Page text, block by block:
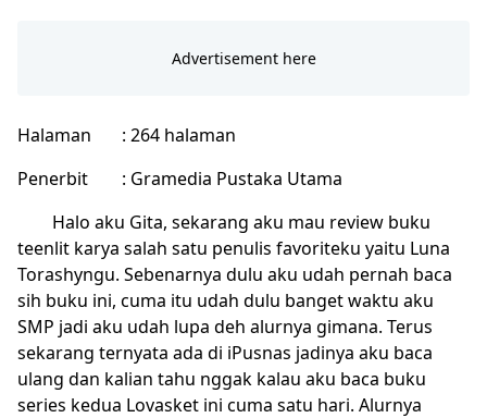
Halaman
: 264 halaman
Penerbit
: Gramedia Pustaka Utama
Halo aku Gita, sekarang aku mau review buku
teenlit karya salah satu penulis favoriteku yaitu Luna
Torashyngu. Sebenarnya dulu aku udah pernah baca
sih buku ini, cuma itu udah dulu banget waktu aku
SMP jadi aku udah lupa deh alurnya gimana. Terus
sekarang ternyata ada di iPusnas jadinya aku baca
ulang dan kalian tahu nggak kalau aku baca buku
series kedua Lovasket ini cuma satu hari. Alurnya